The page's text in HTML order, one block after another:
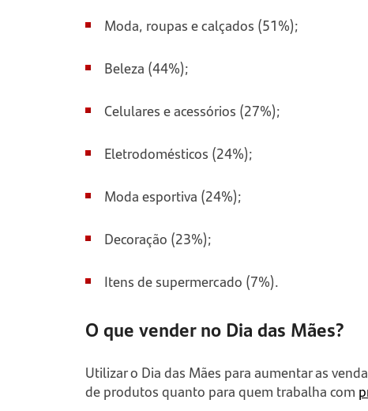
Moda, roupas e calçados (51%);
Beleza (44%);
Celulares e acessórios (27%);
Eletrodomésticos (24%);
Moda esportiva (24%);
Decoração (23%);
Itens de supermercado (7%).
O que vender no Dia das Mães?
Utilizar o Dia das Mães para aumentar as
de produtos quanto para quem trabalha com